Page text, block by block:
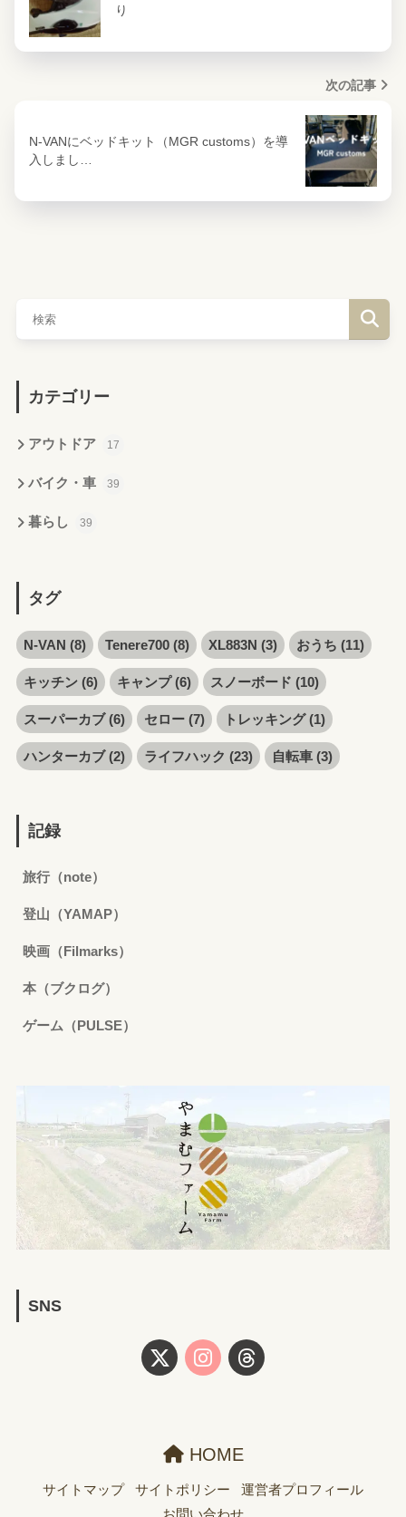
り
次の記事
N-VANにベッドキット（MGR customs）を導
入しまし…
カテゴリー
アウトドア 17
バイク・車 39
暮らし 39
タグ
N-VAN (8) Tenere700(8) XL883N (3) おうち (11)
キッチン(6) キャンプ(6) スノーボード (10)
スーパーカブ(6) セロー(7) トレッキング(1)
ハンターカブ(2) ライフハック (23) 自転車(3)
記録
旅行（note）
登山（YAMAP）
映画（Filmarks）
本（ブクログ）
ゲーム（PULSE）
SNS
HOME
サイトマップ サイトポリシー
運営者プロフィール